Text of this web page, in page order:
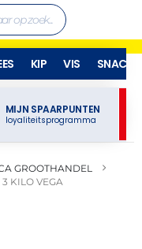
KIP VIS SNACKS
MIJN SPAARPUNTEN
loyaliteitsprogramma
GROOTHANDEL
KILO VEGA